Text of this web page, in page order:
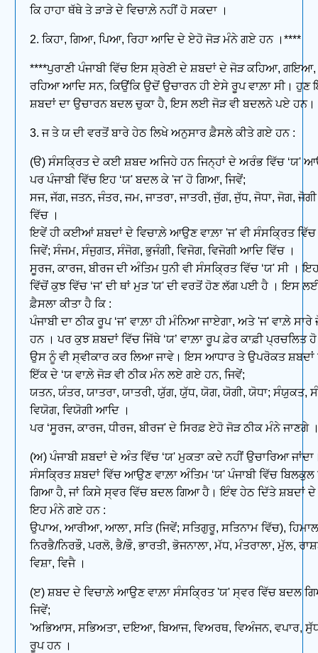
ਕਿ ਹਾਹਾ ਥੱਥੇ ਤੇ ੜਾੜੇ ਦੇ ਵਿਚਾਲ਼ੇ ਨਹੀਂ ਹੋ ਸਕਦਾ ।
2. ਕਿਹਾ, ਗਿਆ, ਪਿਆ, ਰਿਹਾ ਆਦਿ ਦੇ ਏਹੋ ਜੋੜ ਮੰਨੇ ਗਏ ਹਨ ।****
****ਪੁਰਾਣੀ ਪੰਜਾਬੀ ਵਿੱਚ ਇਸ ਸ਼੍ਰੇਣੀ ਦੇ ਸ਼ਬਦਾਂ ਦੇ ਜੋੜ ਕਹਿਆ,
ਰਹਿਆ ਆਦਿ ਸਨ, ਕਿਉਂਕਿ ਉਦੋਂ ਉਚਾਰਨ ਹੀ ਏਸੇ ਰੂਪ ਵਾਲ਼ਾ ਸੀ। ਹੁਣ
ਸ਼ਬਦਾਂ ਦਾ ਉਚਾਰਨ ਬਦਲ ਚੁਕਾ ਹੈ, ਇਸ ਲਈ ਜੋੜ ਵੀ ਬਦਲਨੇ ਪਏ ਹਨ।
3. ਜ ਤੇ ਯ ਦੀ ਵਰਤੋਂ ਬਾਰੇ ਹੇਠ ਲਿਖੇ ਅਨੁਸਾਰ ਫ਼ੈਸਲੇ ਕੀਤੇ ਗਏ ਹਨ :
(ੳ) ਸੰਸਕ੍ਰਿਤ ਦੇ ਕਈ ਸ਼ਬਦ ਅਜਿਹੇ ਹਨ ਜਿਨ੍ਹਾਂ ਦੇ ਅਰੰਭ ਵਿੱਚ ‘ਯ'
ਪਰ ਪੰਜਾਬੀ ਵਿੱਚ ਇਹ ‘ਯ' ਬਦਲ ਕੇ 'ਜ' ਹੋ ਗਿਆ, ਜਿਵੇਂ;
ਸਜ, ਜੱਗ, ਜਤਨ, ਜੰਤਰ, ਜਮ, ਜਾਤਰਾ, ਜਾਤਰੀ, ਜੁੱਗ, ਜੁੱਧ, ਜੋਧਾ, ਜੋਗ,
ਵਿੱਚ ।
ਇਵੇਂ ਹੀ ਕਈਆਂ ਸ਼ਬਦਾਂ ਦੇ ਵਿਚਾਲ਼ੇ ਆਉਣ ਵਾਲ਼ਾ 'ਜ' ਵੀ ਸੰਸਕ੍ਰਿਤ ਵਿੱਚ
ਜਿਵੇਂ; ਸੰਜਮ, ਸੰਜੁਗਤ, ਸੰਜੋਗ, ਭੁਜੰਗੀ, ਵਿਜੋਗ, ਵਿਜੋਗੀ ਆਦਿ ਵਿੱਚ ।
ਸੂਰਜ, ਕਾਰਜ, ਬੀਰਜ ਦੀ ਅੰਤਿਮ ਧੁਨੀ ਵੀ ਸੰਸਕ੍ਰਿਤ ਵਿੱਚ ‘ਯ' ਸੀ ।
ਵਿੱਚੋਂ ਕੁਝ ਵਿੱਚ ‘ਜ’ ਦੀ ਥਾਂ ਮੁੜ 'ਯ' ਦੀ ਵਰਤੋਂ ਹੋਣ ਲੱਗ ਪਈ ਹੈ । ਇਸ
ਫ਼ੈਸਲਾ ਕੀਤਾ ਹੈ ਕਿ :
ਪੰਜਾਬੀ ਦਾ ਠੀਕ ਰੂਪ ‘ਜ’ ਵਾਲ਼ਾ ਹੀ ਮੰਨਿਆ ਜਾਏਗਾ, ਅਤੇ 'ਜ' ਵਾਲ਼ੇ
ਹਨ । ਪਰ ਕੁਝ ਸ਼ਬਦਾਂ ਵਿੱਚ ਜਿੱਥੇ ‘ਯ’ ਵਾਲ਼ਾ ਰੂਪ ਫ਼ੇਰ ਕਾਫ਼ੀ ਪ੍ਰਚਲਿਤ
ਉਸ ਨੂੰ ਵੀ ਸ੍ਵੀਕਾਰ ਕਰ ਲਿਆ ਜਾਵੇ। ਇਸ ਆਧਾਰ ਤੇ ਉਪਰੋਕਤ ਸ਼ਬਦਾਂ
ਇੱਕ ਦੇ ‘ਯ ਵਾਲ਼ੇ ਜੋੜ ਵੀ ਠੀਕ ਮੰਨ ਲਏ ਗਏ ਹਨ, ਜਿਵੇਂ;
ਯਤਨ, ਯੰਤਰ, ਯਾਤਰਾ, ਯਾਤਰੀ, ਯੁੱਗ, ਯੁੱਧ, ਯੋਗ, ਯੋਗੀ, ਯੋਧਾ; ਸੰਯੁਕਤ,
ਵਿਯੋਗ, ਵਿਯੋਗੀ ਆਦਿ ।
ਪਰ ‘ਸੂਰਜ, ਕਾਰਜ, ਧੀਰਜ, ਬੀਰਜ' ਦੇ ਸਿਰਫ਼ ਏਹੋ ਜੋੜ ਠੀਕ ਮੰਨੇ ਜਾਣਗੇ
(ਅ) ਪੰਜਾਬੀ ਸ਼ਬਦਾਂ ਦੇ ਅੰਤ ਵਿੱਚ ‘ਯ' ਮੁਕਤਾ ਕਦੇ ਨਹੀਂ ਉਚਾਰਿਆ
ਸੰਸਕ੍ਰਿਤ ਸ਼ਬਦਾਂ ਵਿੱਚ ਆਉਣ ਵਾਲ਼ਾ ਅੰਤਿਮ ‘ਯ' ਪੰਜਾਬੀ ਵਿੱਚ
ਗਿਆ ਹੈ, ਜਾਂ ਕਿਸੇ ਸ੍ਵਰ ਵਿੱਚ ਬਦਲ ਗਿਆ ਹੈ। ਇੰਞ ਹੇਠ ਦਿੱਤੇ ਸ਼ਬਦਾਂ
ਇਹ ਮੰਨੇ ਗਏ ਹਨ :
ਉਪਾਅ, ਆਰੀਆ, ਆਲਾ, ਸਤਿ (ਜਿਵੇਂ; ਸਤਿਗੁਰੂ, ਸਤਿਨਾਮ ਵਿੱਚ),
ਨਿਰਭੈ/ਨਿਰਭੌ, ਪਰਲੋ, ਭੈ/ਭੌ, ਭਾਰਤੀ, ਭੋਜਨਾਲਾ, ਮੱਧ, ਮੰਤਰਾਲਾ, ਮੁੱਲ,
ਵਿਸ਼ਾ, ਵਿਜੈ ।
(ੲ) ਸ਼ਬਦ ਦੇ ਵਿਚਾਲ਼ੇ ਆਉਣ ਵਾਲ਼ਾ ਸੰਸਕ੍ਰਿਤ 'ਯ' ਸ੍ਵਰ ਵਿੱਚ ਬਦਲ
ਜਿਵੇਂ;
'ਅਭਿਆਸ, ਸਭਿਅਤਾ, ਦਇਆ, ਬਿਆਜ, ਵਿਅਰਥ, ਵਿਅੰਜਨ, ਵਪਾਰ, ਸੁੱਧ
ਰੂਪ ਹਨ ।